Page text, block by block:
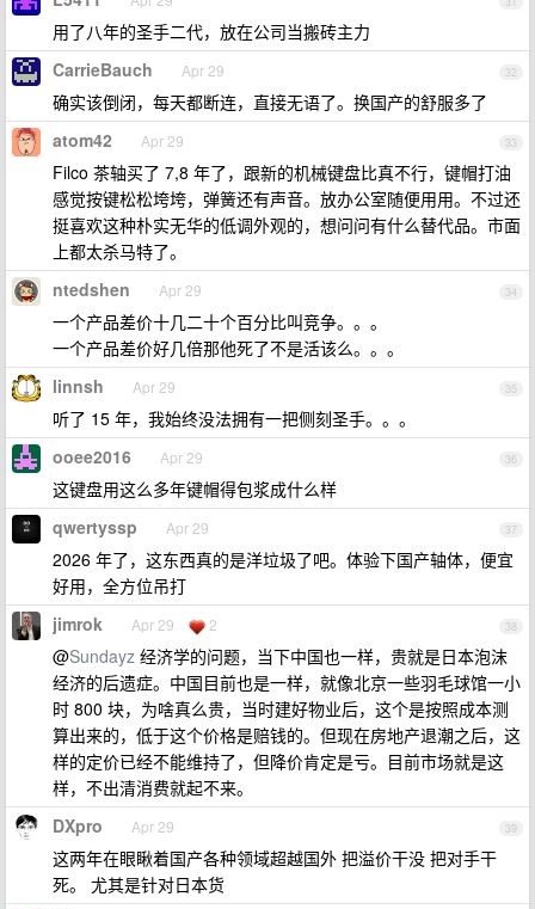
用了八年的圣手二代，放在公司当搬砖主力
32
CarrieBauch Apr 29
确实该倒闭，每天都断连，直接无语了。换国产的舒服多了
33
atom42 Apr 29
Filco 茶轴买了 7,8 年了，跟新的机械键盘比真不行，键帽打油
感觉按键松松垮垮，弹簧还有声音。放办公室随便用用。不过还
挺喜欢这种朴实无华的低调外观的，想问问有什么替代品。市面
上都太杀马特了。
34
ntedshen Apr 29
一个产品差价十几二十个百分比叫竞争。。。
一个产品差价好几倍那他死了不是活该么。。。
35
linnsh Apr 29
听了 15 年，我始终没法拥有一把侧刻圣手。。。
36
ooee2016 Apr 29
这键盘用这么多年键帽得包浆成什么样
37
qwertyssp Apr 29
2026 年了，这东西真的是洋垃圾了吧。体验下国产轴体，便宜
好用，全方位吊打
38
jimrok Apr 29 2
@Sundayz 经济学的问题，当下中国也一样，贵就是日本泡沫
经济的后遗症。中国目前也是一样，就像北京一些羽毛球馆一小
时 800 块，为啥真么贵，当时建好物业后，这个是按照成本测
算出来的，低于这个价格是赔钱的。但现在房地产退潮之后，这
样的定价已经不能维持了，但降价肯定是亏。目前市场就是这
样，不出清消费就起不来。
39
DXpro Apr 29
这两年在眼瞅着国产各种领域超越国外 把溢价干没 把对手干
死。 尤其是针对日本货